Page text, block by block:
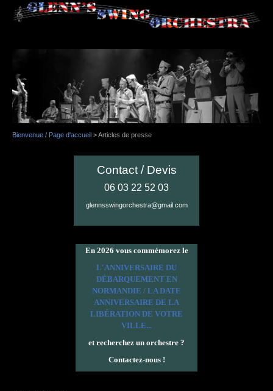
Bienvenue / Page d'accueil >Articles de presse
Contact / Devis
06 03 22 52 03
glennsswingorchestra@gmail.com
En 2026 vous commémorez le
L'ANNIVERSAIRE DU
DÉBARQUEMENT EN
NORMANDIE / LA DATE
ANNIVERSAIRE DE LA
LIBÉRATION DE VOTRE
VILLE...
et recherchez un orchestre ?
Contactez-nous !